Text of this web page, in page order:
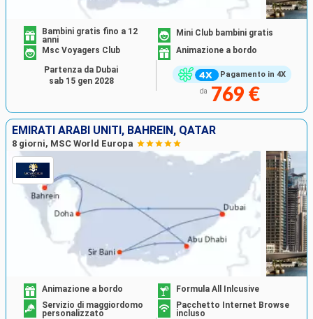
Pagamento in 4X
Bambini gratis fino a 12
anni
Mini Club bambini gratis
Msc Voyagers Club
Animazione a bordo
da 769 €
Partenza da Dubai
sab 15 gen 2028
EMIRATI ARABI UNITI, BAHREIN, QATAR
8 giorni, MSC World Europa
Animazione a bordo
Formula All Inlcusive
Servizio di maggiordomo
personalizzato
Pacchetto Internet Browse
incluso